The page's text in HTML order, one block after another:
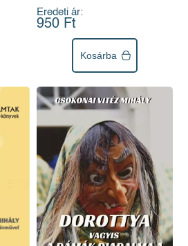
Eredeti ár:
950 Ft
Kosárba